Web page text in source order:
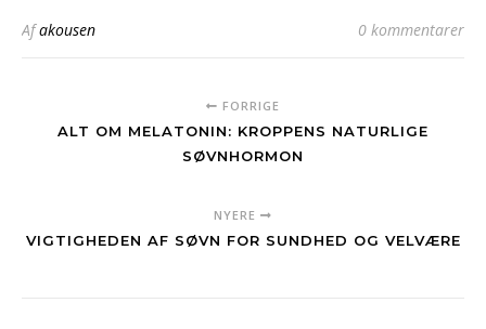
Afakousen 0 kommentarer
FORRIGE
ALT OM MELATONIN: KROPPENS NATURLIGE
SØVNHORMON
NYERE
VIGTIGHEDEN AF SØVN FOR SUNDHED OG VELVÆRE